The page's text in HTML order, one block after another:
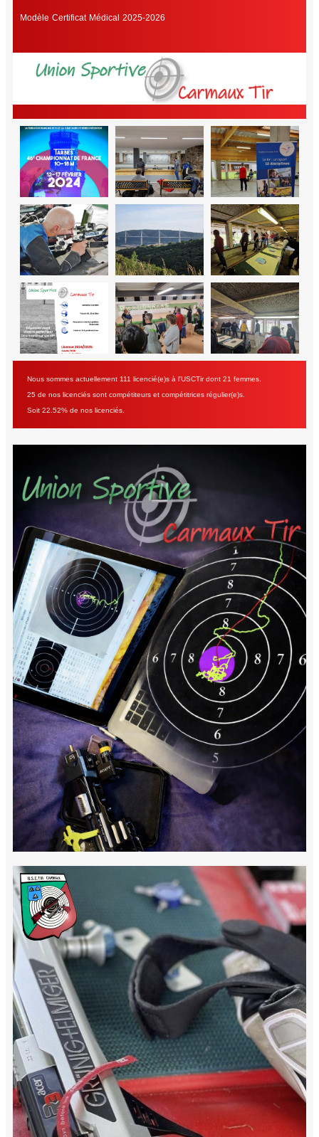
Modè e Certificat Médica 2025-2026
Nous sommes actuellement 111 licencié(e)s à l'USCTir dont 21 femmes.
25 de nos licenciés sont compétiteurs et compétitrices régulier(e)s.
Soit 22.52% de nos licenciés.